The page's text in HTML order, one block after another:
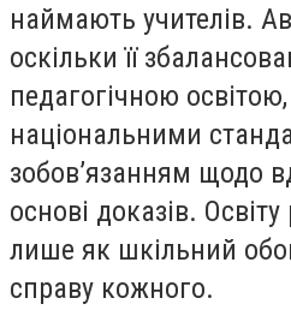
наймають учителів.
оскільки її
педагогічною
національними
зобов’язанням щодо
основі доказів.
лише як шкільний
справу кожного.